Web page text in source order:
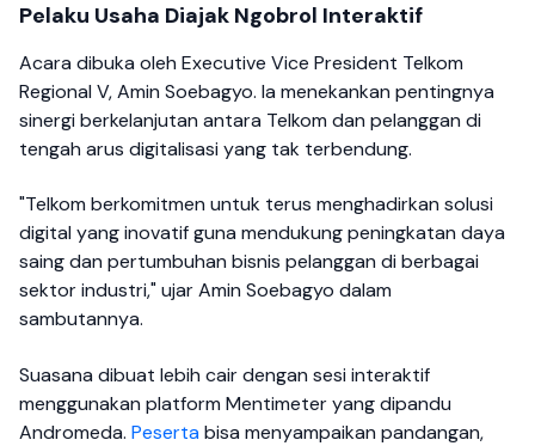
Pelaku Usaha Diajak Ngobrol Interaktif
Acara dibuka oleh Executive Vice President Telkom
Regional V, Amin Soebagyo. Ia menekankan pentingnya
sinergi berkelanjutan antara Telkom dan pelanggan di
tengah arus digitalisasi yang tak terbendung.
"Telkom berkomitmen untuk terus menghadirkan solusi
digital yang inovatif guna mendukung peningkatan daya
saing dan pertumbuhan bisnis pelanggan di berbagai
sektor industri," ujar Amin Soebagyo dalam
sambutannya.
Suasana dibuat lebih cair dengan sesi interaktif
menggunakan platform Mentimeter yang dipandu
Andromeda. Pesertabisa menyampaikan pandangan,